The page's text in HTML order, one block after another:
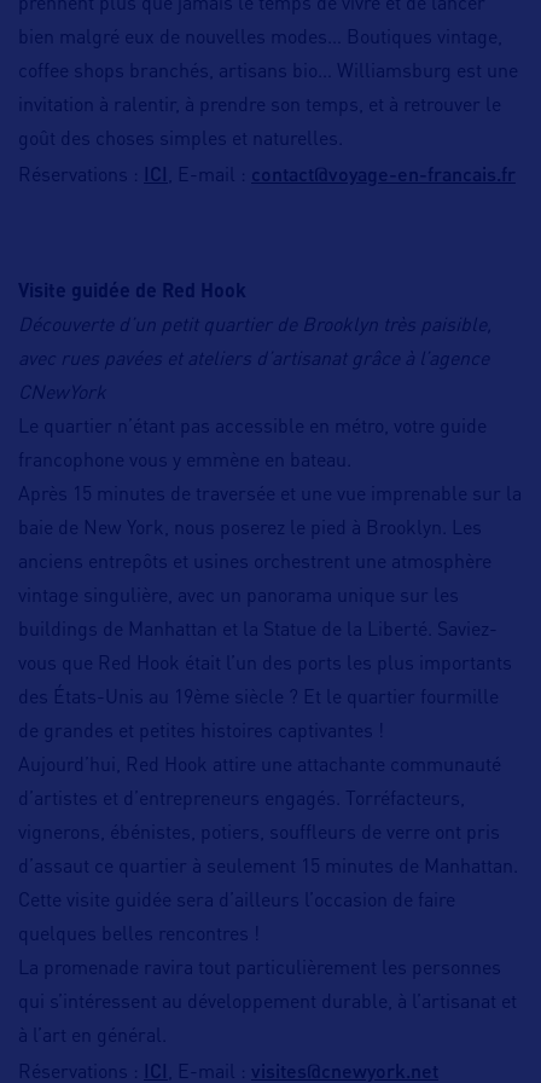
prennent plus que jamais le temps de vivre et de lancer
bien malgré eux de nouvelles modes… Boutiques vintage,
coffee shops branchés, artisans bio… Williamsburg est une
invitation à ralentir, à prendre son temps, et à retrouver le
goût des choses simples et naturelles.
Réservations : ICI , E-mail : contact@voyage-en-francais.fr
Visite guidée de Red Hook
Découverte d’un petit quartier de Brooklyn très paisible,
avec rues pavées et ateliers d’artisanat grâce à l’agence
CNewYork
Le quartier n’étant pas accessible en métro, votre guide
francophone vous y emmène en bateau.
Après 15 minutes de traversée et une vue imprenable sur la
baie de New York, nous poserez le pied à Brooklyn. Les
anciens entrepôts et usines orchestrent une atmosphère
vintage singulière, avec un panorama unique sur les
buildings de Manhattan et la Statue de la Liberté. Saviez-
vous que Red Hook était l’un des ports les plus importants
des États-Unis au 19ème siècle ? Et le quartier fourmille
de grandes et petites histoires captivantes !
Aujourd’hui, Red Hook attire une attachante communauté
d’artistes et d’entrepreneurs engagés. Torréfacteurs,
vignerons, ébénistes, potiers, souffleurs de verre ont pris
d’assaut ce quartier à seulement 15 minutes de Manhattan.
Cette visite guidée sera d’ailleurs l’occasion de faire
quelques belles rencontres !
La promenade ravira tout particulièrement les personnes
qui s’intéressent au développement durable, à l’artisanat et
à l’art en général.
Réservations : ICI , E-mail : visites@cnewyork.net